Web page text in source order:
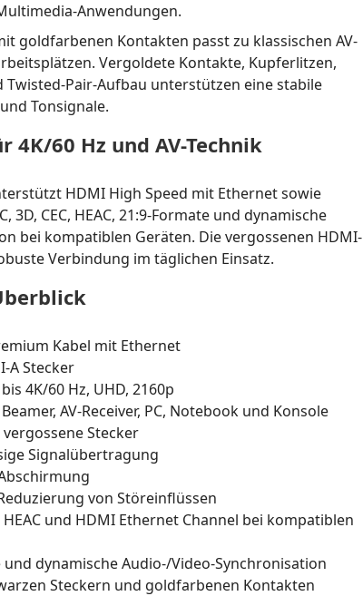
Anwendungen.
goldfarbenen Kontakten passt zu klassischen AV-
Vergoldete Kontakte, Kupferlitzen,
Pair-Aufbau unterstützen eine stabile
Tonsignale.
4K/60 Hz und AV-Technik
HDMI High Speed mit Ethernet sowie
3D, CEC, HEAC, 21:9-Formate und dynamische
bei kompatiblen Geräten. Die vergossenen HDMI-
Verbindung im täglichen Einsatz.
Kabel mit Ethernet
A Stecker
4K/60 Hz, UHD, 2160p
AV-Receiver, PC, Notebook und Konsole
Stecker
Signalübertragung
von Störeinflüssen
HEAC und HDMI Ethernet Channel bei kompatiblen
dynamische Audio-/Video-Synchronisation
Steckern und goldfarbenen Kontakten